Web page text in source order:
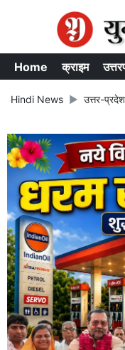
Home क्राइम
Hindi News उत्तर-प्रदेश